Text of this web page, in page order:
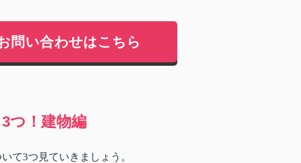
問い合わせはこちら
つ！建物編
て3つ見ていきましょう。